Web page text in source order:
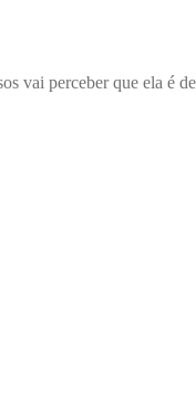
vai perceber que ela é